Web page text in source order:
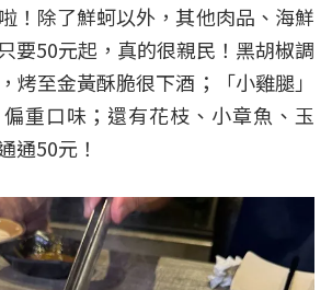
！除了鮮蚵以外，其他肉品、海鮮
要50元起，真的很親民！黑胡椒調
烤至金黃酥脆很下酒；「小雞腿」
重口味；還有花枝、小章魚、玉
通50元！